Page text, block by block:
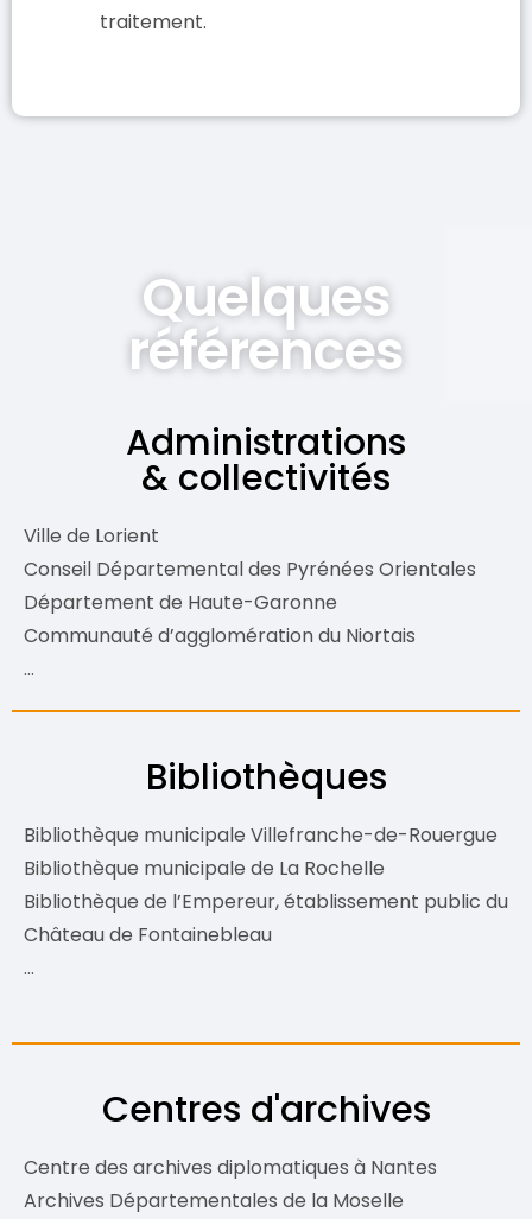
traitement.
Quelques
références
Administrations
& collectivités
Ville de Lorient
Conseil Départemental des Pyrénées Orientales
Département de Haute-Garonne
Communauté d’agglomération du Niortais
…
Bibliothèques
Bibliothèque municipale Villefranche-de-Rouergue
Bibliothèque municipale de La Rochelle
Bibliothèque de l’Empereur, établissement public du
Château de Fontainebleau
…
Centres d'archives
Centre des archives diplomatiques à Nantes
Archives Départementales de la Moselle